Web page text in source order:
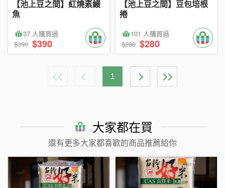
【池上豆之間】紅燒素鰻
魚
37 人購買過
$390 $390
【池上豆之間】豆包培根
捲
101 人購買過
$280 $280
1
大家都在買
還有更多大家都喜歡的商品推薦給你